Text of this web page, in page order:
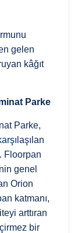
gelen
kâğıt
Parke
Parke,
Floorpan
genel
Orion
katmanı,
arttıran
bir